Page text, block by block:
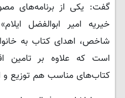
گفت: یکی از برنامه‌های
خیریه امیر ابوالفضل
شاخص، اهدای کتاب به
است که علاوه بر تامین
کتاب‌های مناسب هم توزیع و